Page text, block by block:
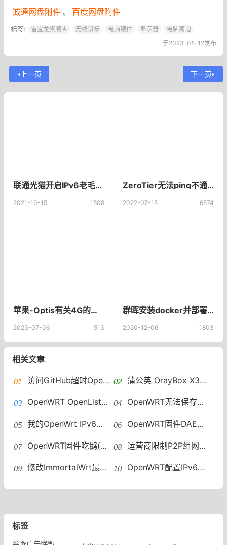
诚通网盘附件 、 百度网盘附件
标签: 雷宝龙旗舰店 无线鼠标 电脑硬件 显示器
电脑周边
于2023-08-12发布
上一页 下一页
联通光猫开启IPv6老毛子Padavan开启ipv6 Padavan老毛子固件设置IPV6支持
2021-10-15 1508
ZeroTier无法ping不通，zerotier加入网络成功显示在线ping不通
2022-07-15 6574
苹果-Optis有关4G的专利诉讼引发重要讨论
2023-07-06 513
群晖安装docker并部署KMS激活服务器 openwrt kms怎么使用
2020-12-06 1803
相关文章
访问GitHub超时OpenWRT设置加速访问 GitHub host自动更新 蒲公英 OrayBox X3A 解锁ssh 安装OpenWRT VirtualHere实现USB共享
OpenWRT OpenList安装教程OpenList安装 OpenWRT无法保存修改配置mounting fs with errors, running e2fsck is recommended
我的OpenWrt IPv6折腾记OpenWrt如何配置IPv6地址段 OpenWRT固件DAE（鹅）插件一键安装脚本
OpenWRT固件吃鹅(DAE) 个人配置分享 运营商限制P2P组网怎么办？OpenWRT远程组网绕过限速
修改ImmortalWrt最大连接数方法OpenWRT修改最大连接数 OpenWRT配置IPv6中继WAN6接口没有DHCP OpenWRT IPv6中继
标签